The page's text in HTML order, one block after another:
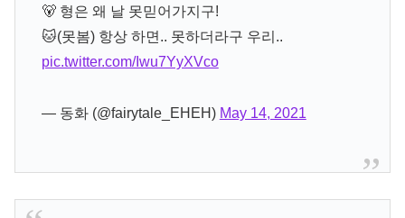
🐻 형은 왜 날 못믿어가지구!
🐱(못봄) 항상 하면.. 못하더라구 우리..
pic.twitter.com/Iwu7YyXVco
— 동화 (@fairytale_EHEH) May 14, 2021